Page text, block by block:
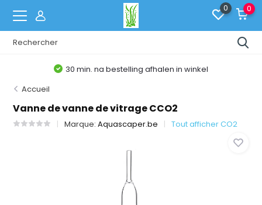
0 0
30 min. na bestelling afhalen in winkel
Accueil
Vanne de vanne de vitrage CCO2
Marque:Aquascaper.be Tout afficher CO2